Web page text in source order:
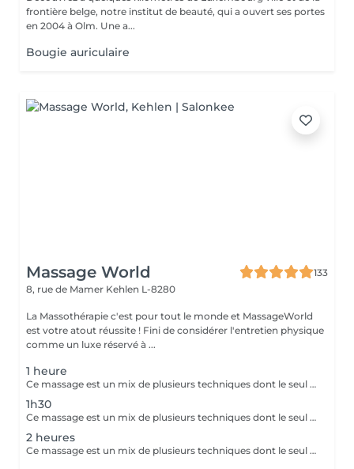
frontière belge, notre institut de beauté, qui a ouvert ses portes
en 2004 à Olm. Une a...
Bougie auriculaire
Massage World
133
8, rue de Mamer Kehlen L-8280
La Massothérapie c'est pour tout le monde et MassageWorld
est votre atout réussite ! Fini de considérer l'entretien physique
comme un luxe réservé à ...
1 heure
Ce massage est un mix de plusieurs techniques dont le seul but est : LE RÉSULTAT Chaque mix est étudié et décidé avec vous, car pour améliorer une conséquence, il faut en trouver la cause. Deep Tissue, Myofascial Release, Trigger Point, Scraping Gua-Sha, Cupping Therapy combinées pour une efficacité maximale !! Douleurs chronique ou passagères, augmentation de performances ou récupération, relaxation physique ou mentale, détoxication, drainage, la combinaison ces techniques offrent des possibilités illimitées.
1h30
Ce massage est un mix de plusieurs techniques dont le seul but est : LE RÉSULTAT Chaque mix est étudié et décidé avec vous, car pour améliorer une conséquence, il faut en trouver la cause. Deep Tissue, Myofascial Release, trigger Point, scarping / Gua-Sha, cupping therapy combinées pour une efficacité maximale !! Douleurs chronique ou passagères, augmentation de performances ou récupération, relaxation physique ou mentale, détoxication, drainage, la combinaison de toutes ces techniques est illimitée.
2 heures
Ce massage est un mix de plusieurs techniques dont le seul but est : LE RÉSULTAT Chaque mix est étudié et décidé avec vous, car pour améliorer une conséquence, il faut en trouver la cause. Deep Tissue, Myofascial Release, trigger Point, scarping / Gua-Sha, cupping therapy combinées pour une efficacité maximale !! Douleurs chronique ou passagères, augmentation de performances ou récupération, relaxation physique ou mentale, détoxication, drainage, la combinaison de toutes ces techniques est illimitée.